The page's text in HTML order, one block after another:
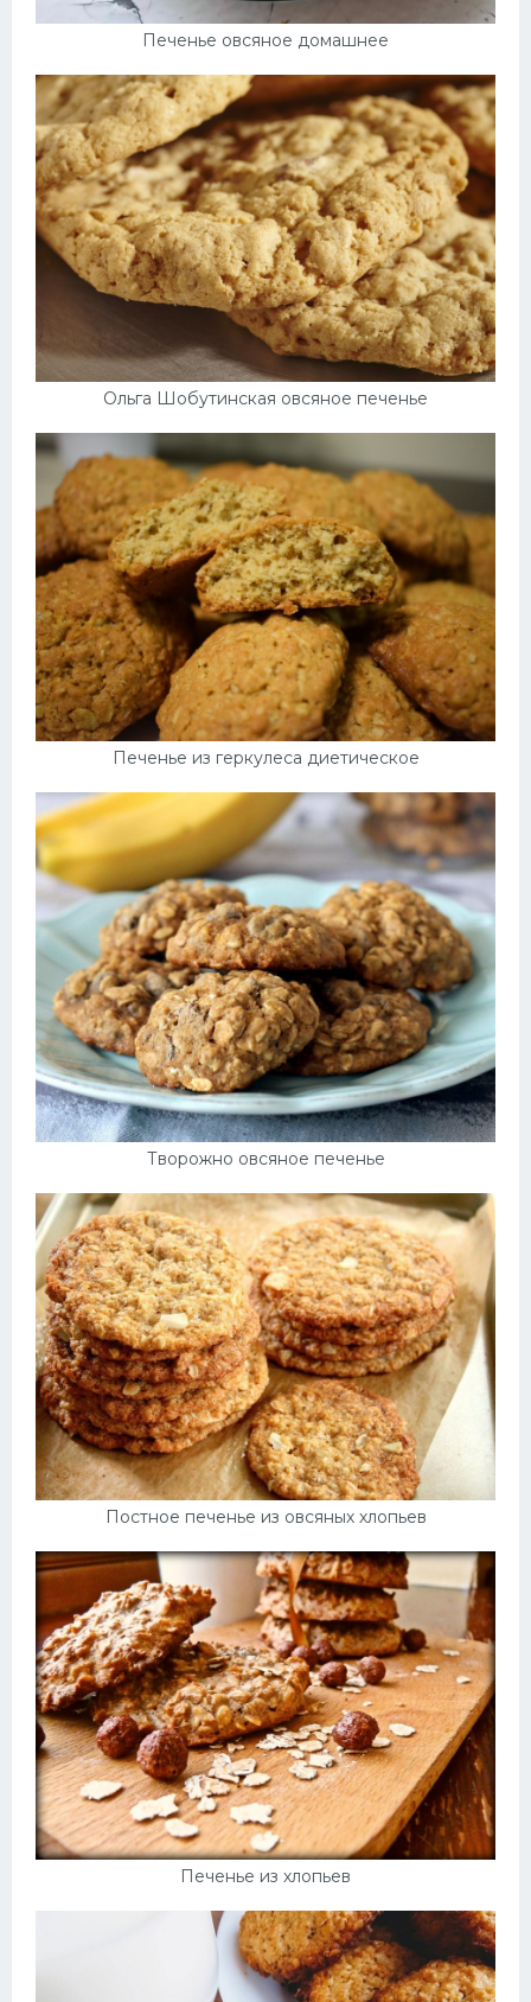
Печенье овсяное домашнее
Ольга Шобутинская овсяное печенье
Печенье из геркулеса диетическое
Творожно овсяное печенье
Постное печенье из овсяных хлопьев
Печенье из хлопьев